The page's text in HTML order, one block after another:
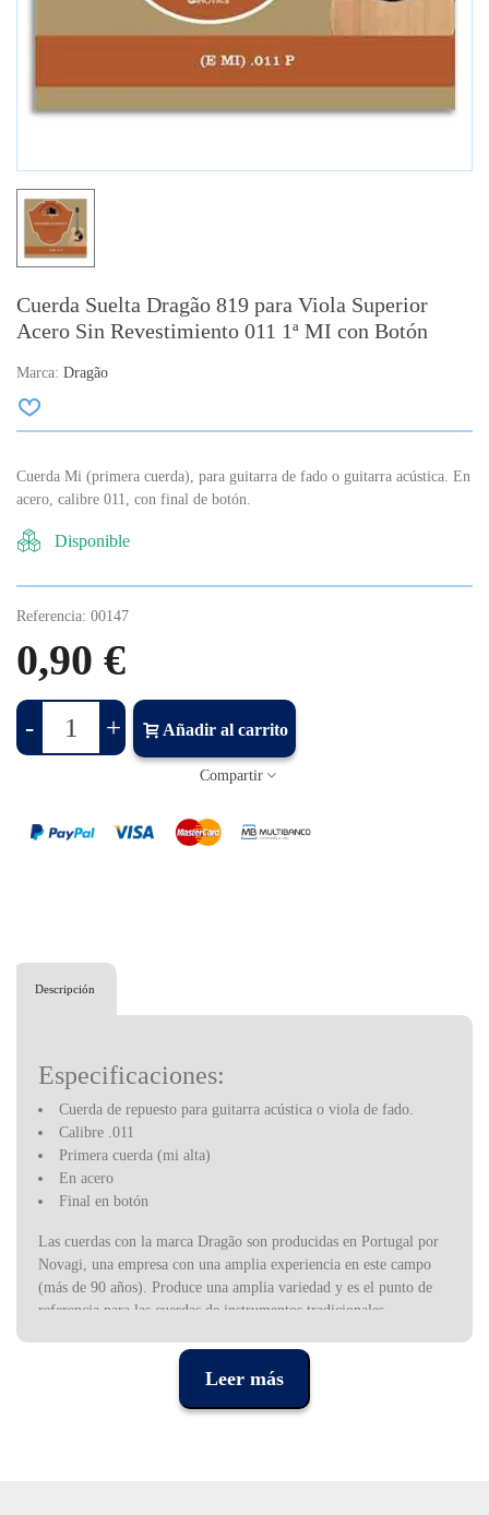
Cuerda Suelta Dragão 819 para Viola Superior
Acero Sin Revestimiento 011 1ª MI con Botón
Marca: Dragão
Cuerda Mi (primera cuerda), para guitarra de fado o guitarra acústica. En
acero, calibre 011, con final de botón.
Disponible
Referencia: 00147
0,90 €
- + Añadir al carrito
Compartir
Descripción
Especificaciones:
Cuerda de repuesto para guitarra acústica o viola de fado.
Calibre .011
Primera cuerda (mi alta)
En acero
Final en botón
Las cuerdas con la marca Dragão son producidas en Portugal por
Novagi, una empresa con una amplia experiencia en este campo
(más de 90 años). Produce una amplia variedad y es el punto de
referencia para las cuerdas de instrumentos tradicionales
Leer más